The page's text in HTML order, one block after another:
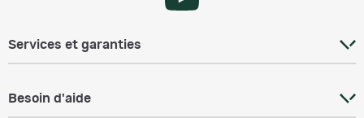
Services et garanties
Besoin d'aide